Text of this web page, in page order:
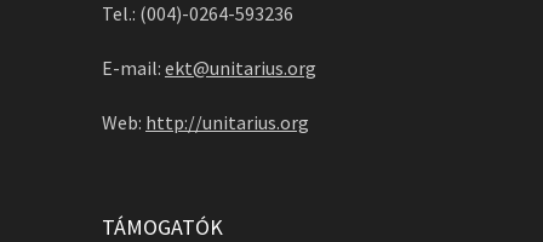
Tel.: (004)-0264-593236
E-mail: ekt@unitarius.org
Web: http://unitarius.org
TÁMOGATÓK